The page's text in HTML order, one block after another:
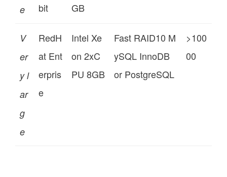
e
bit
GB
V
er
y l
ar
g
e
RedH
at Ent
erpris
e
Intel Xe
on 2xC
PU 8GB
Fast RAID10 M
ySQL InnoDB
or PostgreSQL
>100
00